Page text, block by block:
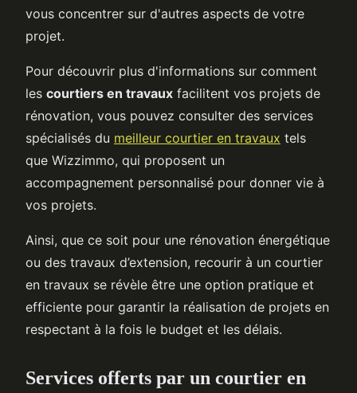
vous concentrer sur d'autres aspects de votre
projet.
Pour découvrir plus d'informations sur comment
les courtiers en travaux facilitent vos projets de
rénovation, vous pouvez consulter des services
spécialisés du meilleur courtier en travaux tels
que Wizzimmo, qui proposent un
accompagnement personnalisé pour donner vie à
vos projets.
Ainsi, que ce soit pour une rénovation énergétique
ou des travaux d’extension, recourir à un courtier
en travaux se révèle être une option pratique et
efficiente pour garantir la réalisation de projets en
respectant à la fois le budget et les délais.
Services offerts par un courtier en